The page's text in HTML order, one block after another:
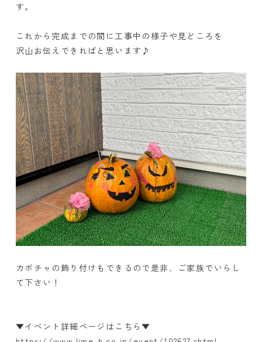
す。
これから完成までの間に工事中の様子や見どころを
沢山お伝えできればと思います♪
カボチャの飾り付けもできるので是非、ご家族でいらし
て下さい！
▼イベント詳細ページはこちら▼